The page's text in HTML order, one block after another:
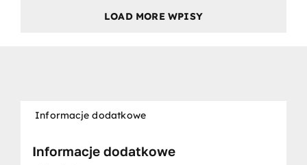
LOAD MORE WPISY
Informacje dodatkowe
Informacje dodatkowe